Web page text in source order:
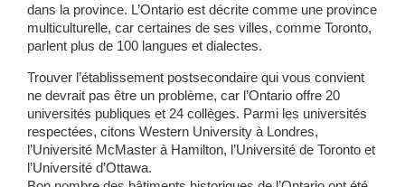
dans la province. L’Ontario est décrite comme une province
multiculturelle, car certaines de ses villes, comme Toronto,
parlent plus de 100 langues et dialectes.
Trouver l’établissement postsecondaire qui vous convient
ne devrait pas être un problème, car l’Ontario offre 20
universités publiques et 24 collèges. Parmi les universités
respectées, citons Western University à Londres,
l’Université McMaster à Hamilton, l’Université de Toronto et
l’Université d’Ottawa.